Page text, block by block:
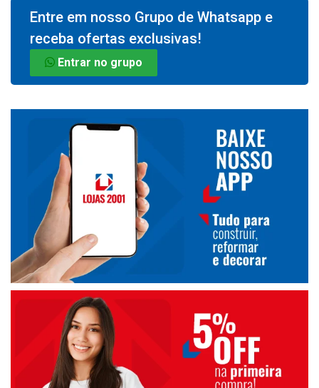
Entre em nosso Grupo de Whatsapp e
receba ofertas exclusivas!
Entrar no grupo